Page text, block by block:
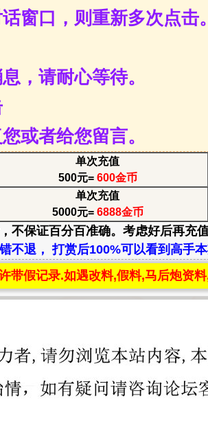
窗口，则重新多次点击。
，请耐心等待。
或者给您留言。
单次充值
500元= 600金币
单次充值
5000元= 6888金币
不保证百分百准确。考虑好后再充
不退， 打赏后100%可以看到高手本
带假记录.如遇改料,假料,马后炮资